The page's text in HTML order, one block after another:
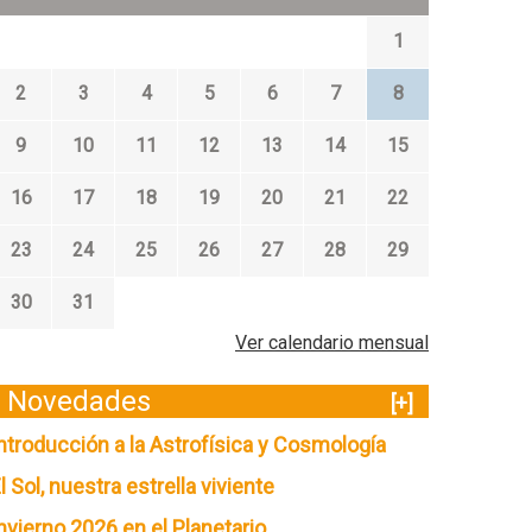
1
2 3 4 5 6 7 8
9 10 11 12 13 14 15
16 17 18 19 20 21 22
23 24 25 26 27 28 29
30
31
Ver calendario mensual
Novedades
[+]
a la Astrofísica y Cosmología
Sol, nuestra estrella viviente